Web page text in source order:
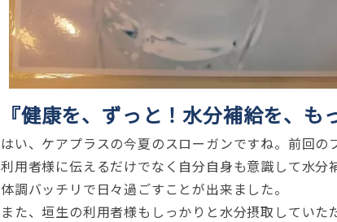
『健康を、ずっと！水分補給を、も
はい、ケアプラスの今夏のスローガンですね。前回の
利用者様に伝えるだけでなく自分自身も意識して水分
体調バッチリで日々過ごすことが出来ました。
また、垣生の利用者様もしっかりと水分摂取してい